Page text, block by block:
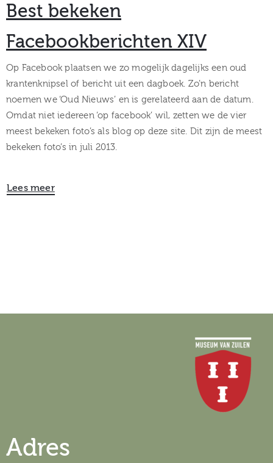
Collectie
Best bekeken
Facebookberichten XIV
Op Facebook plaatsen we zo mogelijk dagelijks een oud
krantenknipsel of bericht uit een dagboek. Zo’n bericht
noemen we ‘Oud Nieuws’ en is gerelateerd aan de datum.
Omdat niet iedereen ‘op facebook’ wil, zetten we de vier
meest bekeken foto’s als blog op deze site. Dit zijn de meest
bekeken foto’s in juli 2013.
Lees meer
Adres